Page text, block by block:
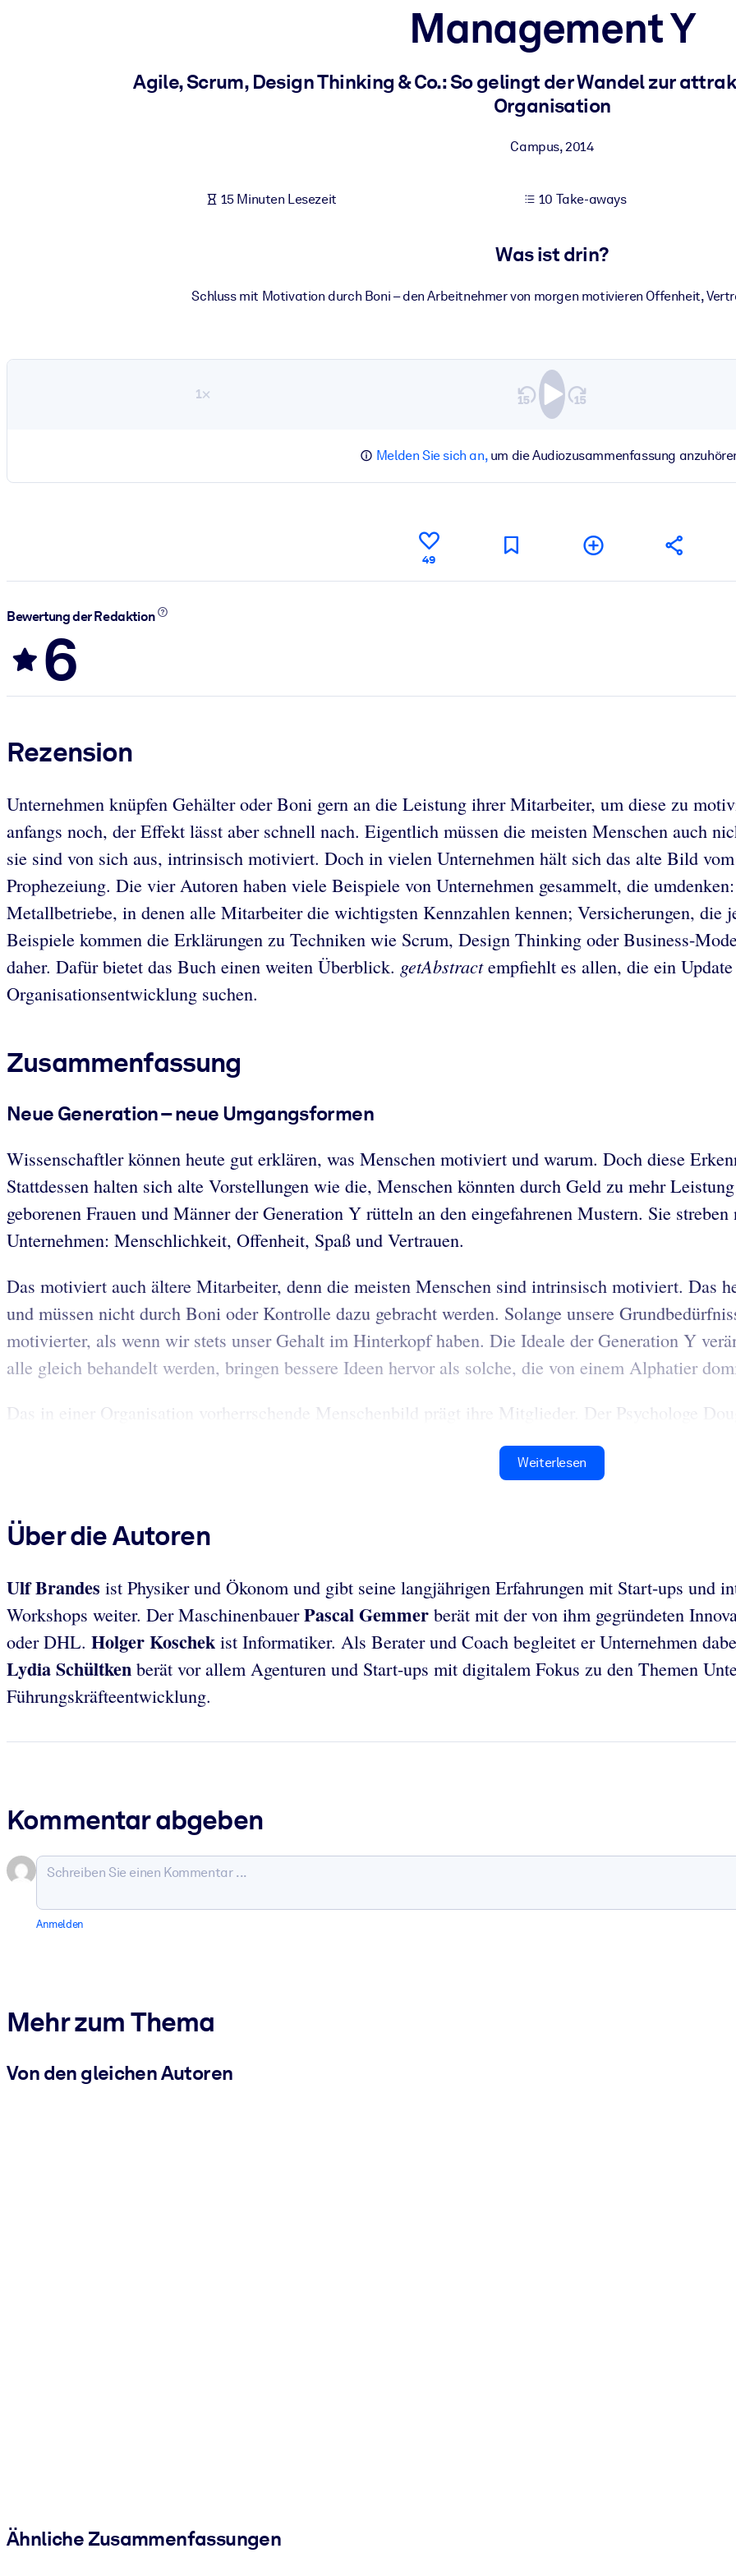
Für Unternehmensbibliotheken
Management Y
Agile, Scrum, Design Thinking & Co.: So gelingt der Wandel zur
Organisation
Campus,2014
15 Minuten Lesezeit 10 Take-aways
Was ist drin?
Schluss mit Motivation durch Boni – den Arbeitnehmer von morgen motivieren Offenheit,
1×
Melden Sie sich an,um die Audiozusammenfassung
49
Bewertung der Redaktion
6
Rezension
Unternehmen knüpfen Gehälter oder Boni gern an die Leistung ihrer Mitarbeiter, um diese zu
anfangs noch, der Effekt lässt aber schnell nach. Eigentlich müssen die meisten Menschen auch
sie sind von sich aus, intrinsisch motiviert. Doch in vielen Unternehmen hält sich das alte Bild
Prophezeiung. Die vier Autoren haben viele Beispiele von Unternehmen gesammelt, die
Metallbetriebe, in denen alle Mitarbeiter die wichtigsten Kennzahlen kennen; Versicherungen, die
Beispiele kommen die Erklärungen zu Techniken wie Scrum, Design Thinking oder Business-
daher. Dafür bietet das Buch einen weiten Überblick. getAbstractempfiehlt es allen, die ein
Organisationsentwicklung suchen.
Zusammenfassung
Neue Generation – neue Umgangsformen
Wissenschaftler können heute gut erklären, was Menschen motiviert und warum. Doch diese
Stattdessen halten sich alte Vorstellungen wie die, Menschen könnten durch Geld zu mehr
geborenen Frauen und Männer der Generation Y rütteln an den eingefahrenen Mustern. Sie
Unternehmen: Menschlichkeit, Offenheit, Spaß und Vertrauen.
Das motiviert auch ältere Mitarbeiter, denn die meisten Menschen sind intrinsisch motiviert. Das
und müssen nicht durch Boni oder Kontrolle dazu gebracht werden. Solange unsere
motivierter, als wenn wir stets unser Gehalt im Hinterkopf haben. Die Ideale der Generation Y
alle gleich behandelt werden, bringen bessere Ideen hervor als solche, die von einem Alphatier
Das in einer Organisation vorherrschende Menschenbild prägt ihre Mitglieder. Der Psychologe
Weiterlesen
Über die Autoren
Ulf Brandes ist Physiker und Ökonom und gibt seine langjährigen Erfahrungen mit Start-ups und
Workshops weiter. Der MaschinenbauerPascal Gemmer berät mit der von ihm gegründeten
oder DHL. Holger Koschek ist Informatiker. Als Berater und Coach begleitet er Unternehmen
Lydia Schültken berät vor allem Agenturen und Start-ups mit digitalem Fokus zu den Themen
Führungskräfteentwicklung.
Kommentar abgeben
Anmelden
Mehr zum Thema
Von den gleichen Autoren
Ähnliche Zusammenfassungen